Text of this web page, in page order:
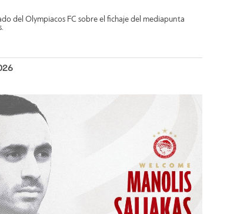
del Olympiacos FC sobre el fichaje del mediapunta